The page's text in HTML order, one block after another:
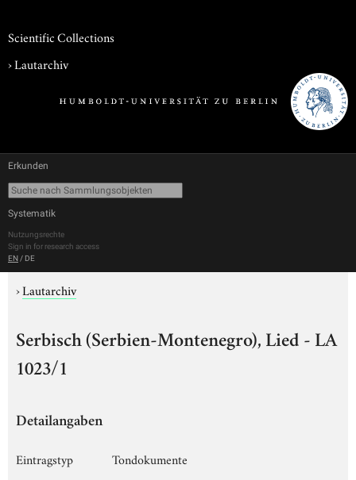
Scientific Collections
›Lautarchiv
Erkunden
Systematik
Nutzungsrechte
Sign in for research access
EN / DE
›Lautarchiv
Serbisch (Serbien-Montenegro), Lied - LA
1023/1
Detailangaben
Eintragstyp
Tondokumente